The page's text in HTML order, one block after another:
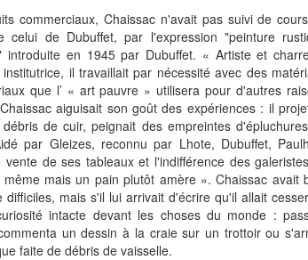
commerciaux, Chaissac n'avait pas suivi de
de Dubuffet, par l'expression "peinture
en 1945 par Dubuffet. « Artiste et
il travaillait par nécessité avec des
que l’ « art pauvre » utilisera pour d'autres
aiguisait son goût des expériences : il
de cuir, peignait des empreintes
par Gleizes, reconnu par Lhote, Dubuffet,
de ses tableaux et l'indifférence des
mais un pain plutôt amère ». Chaissac avait
mais s'il lui arrivait d'écrire qu'il allait
intacte devant les choses du monde :
un dessin à la craie sur un trottoir ou
faite de débris de vaisselle.